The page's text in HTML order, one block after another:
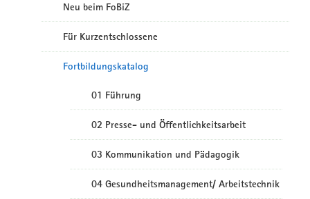
Neu beim FoBiZ
Für Kurzentschlossene
Fortbildungskatalog
01 Führung
02 Presse- und Öffentlichkeitsarbeit
03 Kommunikation und Pädagogik
04 Gesundheitsmanagement/ Arbeitstechnik